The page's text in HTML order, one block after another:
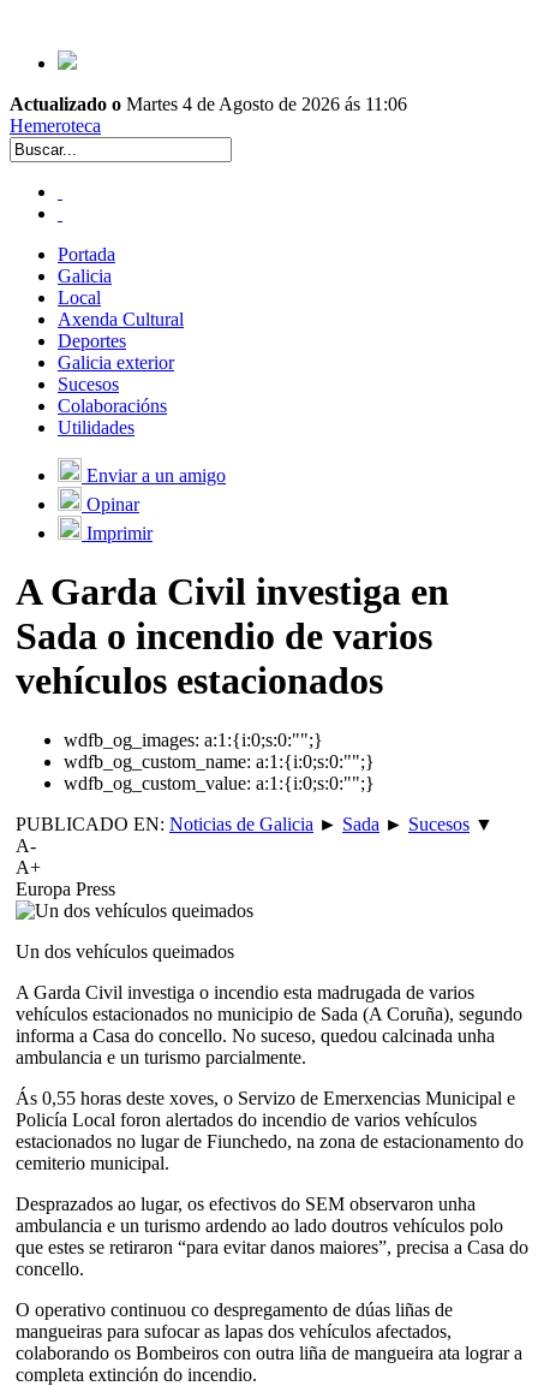
Actualizado o Martes 4 de Agosto de 2026 ás 11:06
Hemeroteca
Portada
Galicia
Local
Axenda Cultural
Deportes
Galicia exterior
Sucesos
Colaboracións
Utilidades
Enviar a un amigo
Opinar
Imprimir
A Garda Civil investiga en
Sada o incendio de varios
vehículos estacionados
wdfb_og_images: a:1:{i:0;s:0:"";}
wdfb_og_custom_name: a:1:{i:0;s:0:"";}
wdfb_og_custom_value: a:1:{i:0;s:0:"";}
PUBLICADO EN: Noticias de Galicia ► Sada ► Sucesos ▼
A-
A+
Europa Press
Un dos vehículos queimados
A Garda Civil investiga o incendio esta madrugada de varios
vehículos estacionados no municipio de Sada (A Coruña), segundo
informa a Casa do concello. No suceso, quedou calcinada unha
ambulancia e un turismo parcialmente.
Ás 0,55 horas deste xoves, o Servizo de Emerxencias Municipal e
Policía Local foron alertados do incendio de varios vehículos
estacionados no lugar de Fiunchedo, na zona de estacionamento do
cemiterio municipal.
Desprazados ao lugar, os efectivos do SEM observaron unha
ambulancia e un turismo ardendo ao lado doutros vehículos polo
que estes se retiraron “para evitar danos maiores”, precisa a Casa do
concello.
O operativo continuou co despregamento de dúas liñas de
mangueiras para sufocar as lapas dos vehículos afectados,
colaborando os Bombeiros con outra liña de mangueira ata lograr a
completa extinción do incendio.